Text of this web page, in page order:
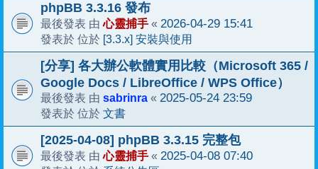
phpBB 3.3.16 發布
最後發表 由心靈捕手 « 2026-04-29 15:41
發表於 位於 [3.3.x] 安裝與使用
[分享] 各大辦公軟體實用比較（Microsoft 365 /
Google Docs / LibreOffice / WPS Office）
最後發表 由 sabrinra « 2025-05-24 23:59
發表於 位於 文書
[2025-04-08] phpBB 3.3.15 完整包
最後發表 由心靈捕手 « 2025-04-08 07:40